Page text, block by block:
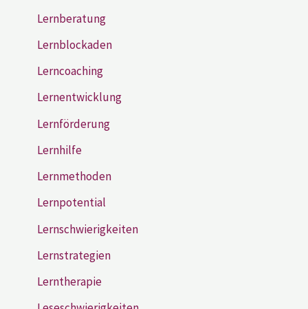
Lernberatung
Lernblockaden
Lerncoaching
Lernentwicklung
Lernförderung
Lernhilfe
Lernmethoden
Lernpotential
Lernschwierigkeiten
Lernstrategien
Lerntherapie